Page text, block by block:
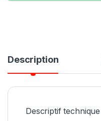
Description
Descriptif technique